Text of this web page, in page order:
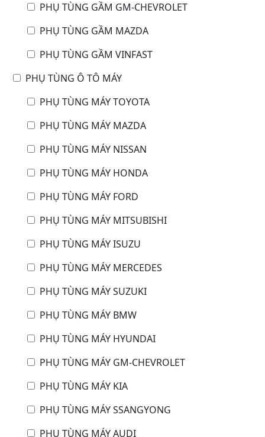
PHỤ TÙNG GẦM GM-CHEVROLET
PHỤ TÙNG GẦM MAZDA
PHỤ TÙNG GẦM VINFAST
PHỤ TÙNG Ô TÔ MÁY
PHỤ TÙNG MÁY TOYOTA
PHỤ TÙNG MÁY MAZDA
PHỤ TÙNG MÁY NISSAN
PHỤ TÙNG MÁY HONDA
PHỤ TÙNG MÁY FORD
PHỤ TÙNG MÁY MITSUBISHI
PHỤ TÙNG MÁY ISUZU
PHỤ TÙNG MÁY MERCEDES
PHỤ TÙNG MÁY SUZUKI
PHỤ TÙNG MÁY BMW
PHỤ TÙNG MÁY HYUNDAI
PHỤ TÙNG MÁY GM-CHEVROLET
PHỤ TÙNG MÁY KIA
PHỤ TÙNG MÁY SSANGYONG
PHỤ TÙNG MÁY AUDI